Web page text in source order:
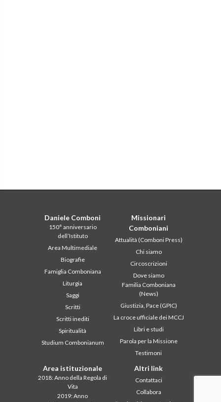
Daniele Comboni
150° anniversario
dell’Istituto
Area Multimediale
Biografie
Famiglia Comboniana
Liturgia
Saggi
Scritti
Scritti inediti
Spiritualità
Studium Combonianum
Missionari
Comboniani
Attualità (Comboni Press)
Chi siamo
Circoscrizioni
Dove siamo
Familia Comboniana
(News)
Giustizia, Pace (GPIC)
La croce ufficiale dei MCCJ
Libri e studi
Parola per la Missione
Testimoni
Area istituzionale
2018: Anno della Regola di
Vita
2019: Anno
Altri link
Contattaci
Collabora